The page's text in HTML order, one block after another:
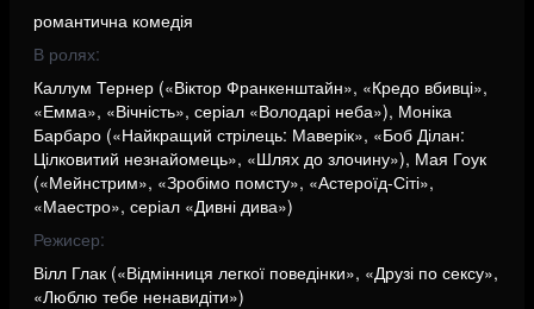
романтична комедія
В ролях:
Каллум Тернер («Віктор Франкенштайн», «Кредо вбивці»,
«Емма», «Вічність», серіал «Володарі неба»), Моніка
Барбаро («Найкращий стрілець: Маверік», «Боб Ділан:
Цілковитий незнайомець», «Шлях до злочину»), Мая Гоук
(«Мейнстрим», «Зробімо помсту», «Астероїд-Сіті»,
«Маестро», серіал «Дивні дива»)
Режисер:
Вілл Глак («Відмінниця легкої поведінки», «Друзі по сексу»,
«Люблю тебе ненавидіти»)